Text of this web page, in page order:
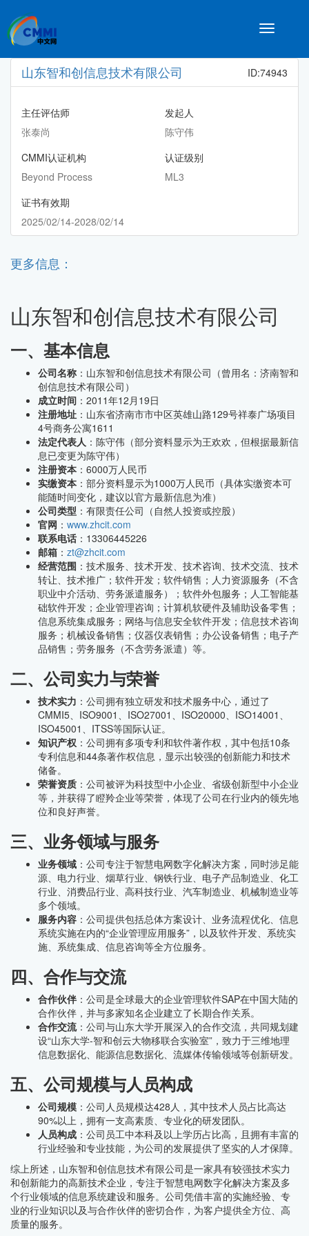
Toggle
山东智和创信息技术有限公司 ID:74943
主任评估师
张泰尚
发起人
陈守伟
CMMI认证机构
Beyond Process
认证级别
ML3
证书有效期
2025/02/14-2028/02/14
更多信息：
山东智和创信息技术有限公司
一、基本信息
公司名称 ：山东智和创信息技术有限公司（曾用名：济南智和
创信息技术有限公司）
成立时间 ：2011年12月19日
注册地址 ：山东省济南市市中区英雄山路129号祥泰广场项目
4号商务公寓1611
法定代表人 ：陈守伟（部分资料显示为王欢欢，但根据最新信
息已变更为陈守伟）
注册资本 ：6000万人民币
实缴资本 ：部分资料显示为1000万人民币（具体实缴资本可
能随时间变化，建议以官方最新信息为准）
公司类型 ：有限责任公司（自然人投资或控股）
官网 ： www.zhcit.com
联系电话 ：13306445226
邮箱 ： zt@zhcit.com
经营范围 ：技术服务、技术开发、技术咨询、技术交流、技术
转让、技术推广；软件开发；软件销售；人力资源服务（不含
职业中介活动、劳务派遣服务）；软件外包服务；人工智能基
础软件开发；企业管理咨询；计算机软硬件及辅助设备零售；
信息系统集成服务；网络与信息安全软件开发；信息技术咨询
服务；机械设备销售；仪器仪表销售；办公设备销售；电子产
品销售；劳务服务（不含劳务派遣）等。
二、公司实力与荣誉
技术实力 ：公司拥有独立研发和技术服务中心，通过了
CMMI5、ISO9001、ISO27001、ISO20000、ISO14001、
ISO45001、ITSS等国际认证。
知识产权 ：公司拥有多项专利和软件著作权，其中包括10条
专利信息和44条著作权信息，显示出较强的创新能力和技术
储备。
荣誉资质 ：公司被评为科技型中小企业、省级创新型中小企业
等，并获得了瞪羚企业等荣誉，体现了公司在行业内的领先地
位和良好声誉。
三、业务领域与服务
业务领域 ：公司专注于智慧电网数字化解决方案，同时涉足能
源、电力行业、烟草行业、钢铁行业、电子产品制造业、化工
行业、消费品行业、高科技行业、汽车制造业、机械制造业等
多个领域。
服务内容 ：公司提供包括总体方案设计、业务流程优化、信息
系统实施在内的“企业管理应用服务”，以及软件开发、系统实
施、系统集成、信息咨询等全方位服务。
四、合作与交流
合作伙伴 ：公司是全球最大的企业管理软件SAP在中国大陆的
合作伙伴，并与多家知名企业建立了长期合作关系。
合作交流：公司与山东大学开展深入的合作交流，共同规划建
设“山东大学-智和创云大物移联合实验室”，致力于三维地理
信息数据化、能源信息数据化、流媒体传输领域等创新研发。
五、公司规模与人员构成
公司规模 ：公司人员规模达428人，其中技术人员占比高达
90%以上，拥有一支高素质、专业化的研发团队。
人员构成 ：公司员工中本科及以上学历占比高，且拥有丰富的
行业经验和专业技能，为公司的发展提供了坚实的人才保障。
综上所述，山东智和创信息技术有限公司是一家具有较强技术实力
和创新能力的高新技术企业，专注于智慧电网数字化解决方案及多
个行业领域的信息系统建设和服务。公司凭借丰富的实施经验、专
业的行业知识以及与合作伙伴的密切合作，为客户提供全方位、高
质量的服务。